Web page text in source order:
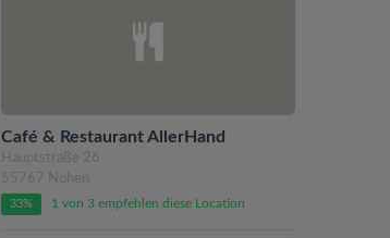
Café & Restaurant AllerHand
Hauptstraße 26
55767 Nohen
33% 1 von 3 empfehlen diese Location